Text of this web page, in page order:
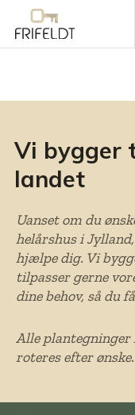
Vi bygger
landet
Uanset om du
helårshus i
hjælpe dig. Vi
tilpasser gerne
dine behov, så du
Alle plantegninger
roteres efter ønske.